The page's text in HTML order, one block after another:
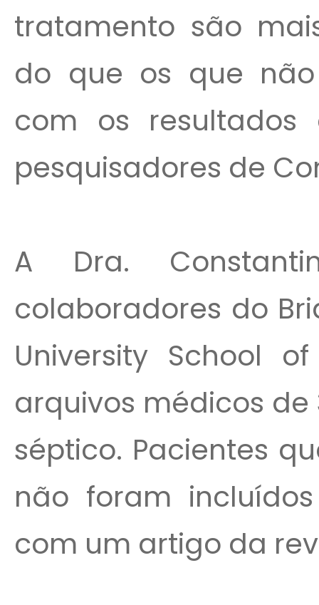
tratamento são
do que os que
com os
pesquisadores de
A Dra.
colaboradores do
University School
arquivos médicos
séptico. Pacientes
não foram
com um artigo da